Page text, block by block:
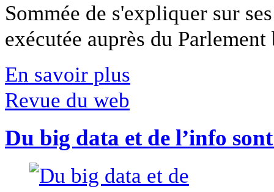
Sommée de s'expliquer sur
exécutée auprès du
En savoir plus
Revue du web
Du big data et de l’info